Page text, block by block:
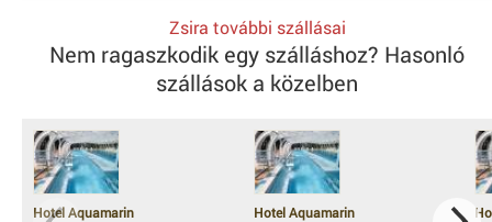
Zsira további szállásai
Nem ragaszkodik egy szálláshoz? Hasonló
szállások a közelben
Hotel Aquamarin Hotel Aquamarin